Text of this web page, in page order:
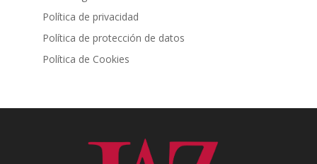
Política de privacidad
Política de protección de datos
Política de Cookies